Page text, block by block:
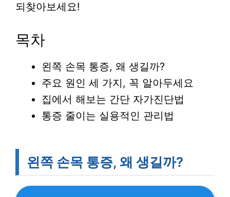
되찾아보세요!
목차
왼쪽 손목 통증, 왜 생길까?
주요 원인 세 가지, 꼭 알아두세요
집에서 해보는 간단 자가진단법
통증 줄이는 실용적인 관리법
왼쪽 손목 통증, 왜 생길까?